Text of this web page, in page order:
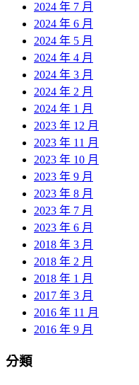
2024 年 7 月
2024 年 6 月
2024 年 5 月
2024 年 4 月
2024 年 3 月
2024 年 2 月
2024 年 1 月
2023 年 12 月
2023 年 11 月
2023 年 10 月
2023 年 9 月
2023 年 8 月
2023 年 7 月
2023 年 6 月
2018 年 3 月
2018 年 2 月
2018 年 1 月
2017 年 3 月
2016 年 11 月
2016 年 9 月
分類